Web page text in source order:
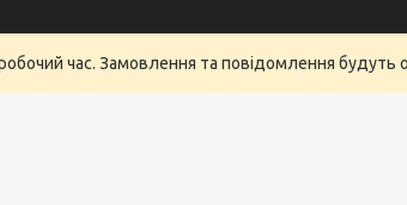
час. Замовлення та повідомлення